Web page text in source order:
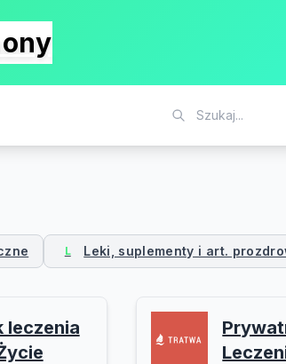
L Leki, suplementy i art.
leczenia